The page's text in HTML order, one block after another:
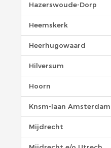
Hazerswoude-Dorp
Heemskerk
Heerhugowaard
Hilversum
Hoorn
Knsm-laan Amsterdam
Mijdrecht